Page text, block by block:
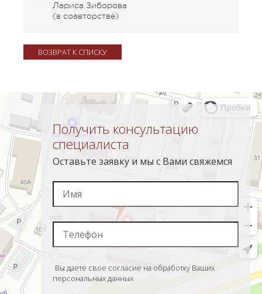
Лариса Зиборова
(в соавторстве)
ВОЗВРАТ К СПИСКУ
Получить консультацию
специалиста
Оставьте заявку и мы с Вами свяжемся
Вы даете свое согласие на обработку Ваших
персональных данных